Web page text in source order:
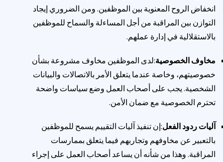
انخفاض الروح المعنوية بين الموظفين. ومن الضروري إيجاد
التوازن بين المراقبة من أجل المساءلة والسماح للموظفين
بالاستقلالية في إدارة عملهم.
مخاوف الخصوصية:لدى الموظفين مخاوف مشروعة بشأن
خصوصيتهم، وخاصة عندما يتعلق الأمر بالاتصالات والبيانات
الشخصية. يجب على أصحاب العمل وضع سياسات واضحة
تحترم الخصوصية مع ضمان الأمن.
آليات ردود الفعل:إن تنفيذ آليات التقييم يسمح للموظفين
بالتعبير عن مخاوفهم وتجاربهم فيما يتعلق بممارسات
المراقبة. وهذا من شأنه أن يساعد أصحاب العمل على إجراء